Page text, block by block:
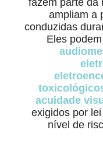
fazem parte da
ampliam a
conduzidas
Eles
acuidade
exigidos por
nível de